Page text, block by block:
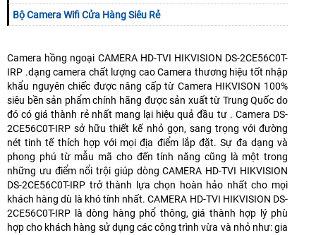
Bộ Camera Wifi Cửa Hàng Siêu Rẻ
Camera hồng ngoại CAMERA HD-TVI HIKVISION DS-2CE56C0T-
IRP .dạng camera chất lượng cao Camera thương hiệu tốt nhập
khẩu nguyên chiếc được nâng cấp từ Camera HIKVISON 100%
siêu bền sản phẩm chính hãng được sản xuất từ Trung Quốc do
đó có giá thành rẻ nhất mang lại hiệu quả đầu tư . Camera DS-
2CE56C0T-IRP sở hữu thiết kế nhỏ gọn, sang trọng với đường
nét tinh tế thích hợp với mọi địa điểm lắp đặt. Sự đa dạng và
phong phú từ mẫu mã cho đến tính năng cũng là một trong
những ưu điểm nổi trội giúp dòng CAMERA HD-TVI HIKVISION
DS-2CE56C0T-IRP trở thành lựa chọn hoàn hảo nhất cho mọi
khách hàng dù là khó tính nhất. CAMERA HD-TVI HIKVISION DS-
2CE56C0T-IRP là dòng hàng phổ thông, giá thành hợp lý phù
hợp cho khách hàng sử dụng các công trình vừa và nhỏ như: gia